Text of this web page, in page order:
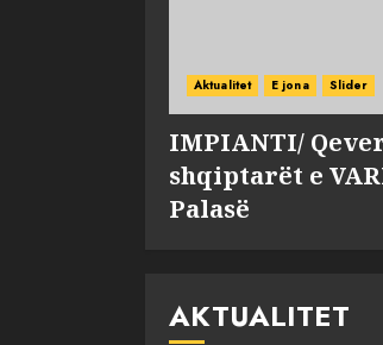
Aktualitet E jona Slider
IMPIANTI/
shqiptarët e
Palasë
AKTUALITET